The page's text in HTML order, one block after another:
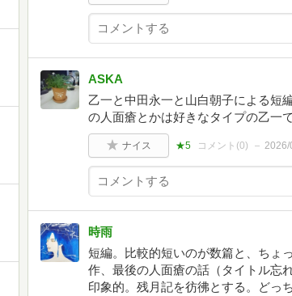
ASKA
乙一と中田永一と山白朝子による短
の人面瘡とかは好きなタイプの乙一で
ナイス ★5 コメント(0) 2026/
時雨
短編。比較的短いのが数篇と、ちょ
作、最後の人面瘡の話（タイトル忘
印象的。残月記を彷彿とする。どっ